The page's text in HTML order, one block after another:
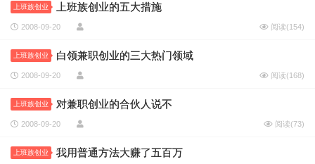
上班族创业 上班族创业的五大措施
2008-09-20 阅读(154)
上班族创业 白领兼职创业的三大热门领域
2008-09-20 阅读(168)
上班族创业 对兼职创业的合伙人说不
2008-09-20 阅读(73)
上班族创业 我用普通方法大赚了五百万